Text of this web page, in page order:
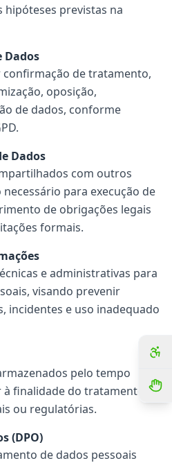
previstas na
Dados
de tratamento,
oposição,
de dados, conforme
Dados
com outros
para execução de
de obrigações legais
formais.
e administrativas para
visando prevenir
incidentes e uso inadequado
pelo tempo
à finalidade do tratamento e
ou regulatórias.
(DPO)
de dados pessoais